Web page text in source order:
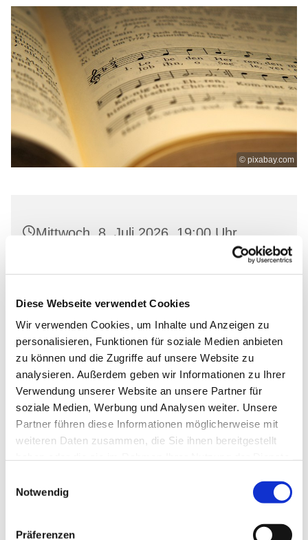
Diese Webseite verwendet Cookies
Wir verwenden Cookies, um Inhalte und Anzeigen zu
personalisieren, Funktionen für soziale Medien anbieten
zu können und die Zugriffe auf unsere Website zu
analysieren. Außerdem geben wir Informationen zu Ihrer
Verwendung unserer Website an unsere Partner für
soziale Medien, Werbung und Analysen weiter. Unsere
Partner führen diese Informationen möglicherweise mit
weiteren Daten zusammen, die Sie ihnen bereitgestellt
Notwendig
Präferenzen
© pixabay.com
Mittwoch, 8. Juli 2026, 19:00 Uhr